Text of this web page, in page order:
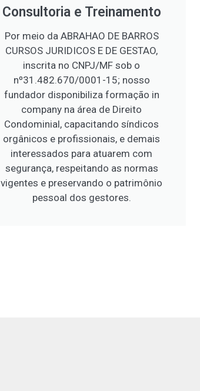
Consultoria e Treinamento
Por meio da ABRAHAO DE BARROS
CURSOS JURIDICOS E DE GESTAO,
inscrita no CNPJ/MF sob o
nº31.482.670/0001-15; nosso
fundador disponibiliza formação in
company na área de Direito
Condominial, capacitando síndicos
orgânicos e profissionais, e demais
interessados para atuarem com
segurança, respeitando as normas
vigentes e preservando o patrimônio
pessoal dos gestores.